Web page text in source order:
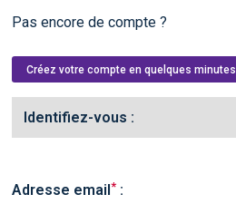
Pas encore de compte ?
Créez votre compte en quelques minutes
Identifiez-vous :
Adresse email*: